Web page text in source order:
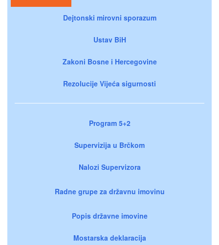
Dejtonski mirovni sporazum
Ustav BiH
Zakoni Bosne i Hercegovine
Rezolucije Vijeća sigurnosti
Program 5+2
Supervizija u Brčkom
Nalozi Supervizora
Radne grupe za državnu imovinu
Popis državne imovine
Mostarska deklaracija